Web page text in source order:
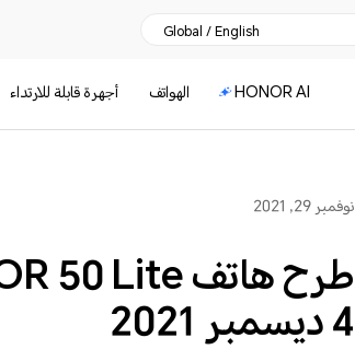
Global / English
HONOR AI الهواتف أجهرة قابلة للارتداء
نوفمبر 29, 2021
4 ديسمبر 2021